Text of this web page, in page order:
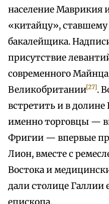
население Маврикия
«китайцу»,
бакалейщика.
присутствие
современного
Великобритании[27].
встретить и в долине
именно торговцы —
Фригии — впервые
Лион, вместе с
Востока и
дали столице Галлии